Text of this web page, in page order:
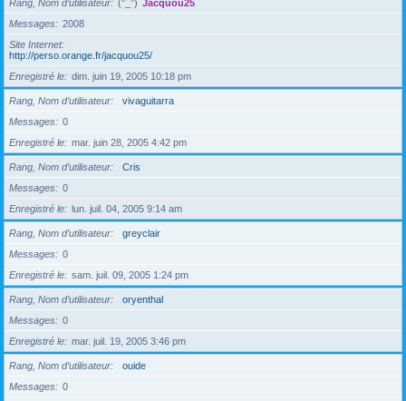
Rang, Nom d’utilisateur (°_°) Jacquou25
Messages
2008
Site Internet
http://perso.orange.fr/jacquou25/
Enregistré le
dim. juin 19, 2005 10:18 pm
Rang, Nom d’utilisateur
vivaguitarra
Messages
0
Enregistré le
mar. juin 28, 2005 4:42 pm
Rang, Nom d’utilisateur
Cris
Messages
0
Enregistré le
lun. juil. 04, 2005 9:14 am
Rang, Nom d’utilisateur
greyclair
Messages
0
Enregistré le
sam. juil. 09, 2005 1:24 pm
Rang, Nom d’utilisateur
oryenthal
Messages
0
Enregistré le
mar. juil. 19, 2005 3:46 pm
Rang, Nom d’utilisateur
ouide
Messages
0